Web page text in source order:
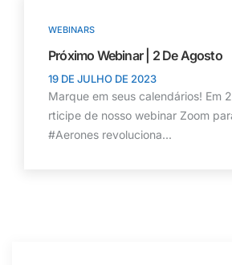
WEBINARS
Próximo Webinar | 2 De Agosto
19 DE JULHO DE 2023
Marque em seus calendários! Em
rticipe de nosso webinar Zoom
#Aerones revoluciona...